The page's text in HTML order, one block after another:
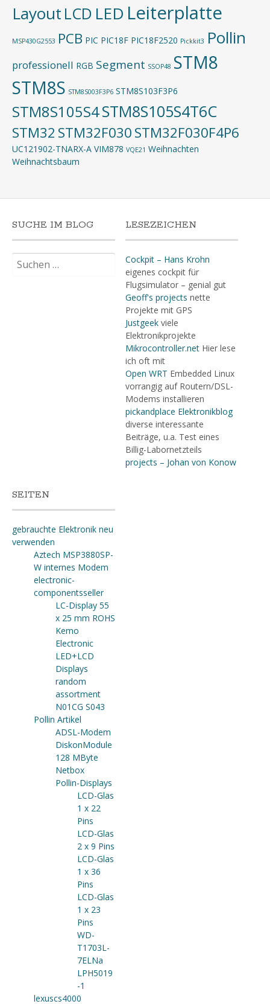
Layout LCD LED Leiterplatte
MSP430G2553 PCB PIC PIC18F PIC18F2520 Pickkit3 Pollin
professionell RGB Segment SSOP48 STM8
STM8S STM8S003F3P6 STM8S103F3P6
STM8S105S4STM8S105S4T6C
STM32 STM32F030STM32F030F4P6
UC121902-TNARX-A VIM878 VQE21 Weihnachten
Weihnachtsbaum
SUCHE IM BLOG
nach:
LESEZEICHEN
Cockpit – Hans Krohn
eigenes cockpit für
Flugsimulator – genial gut
Geoff's projects nette
Projekte mit GPS
Justgeekviele
Elektronikprojekte
Mikrocontroller.netHier lese
ich oft mit
Open WRT Embedded Linux
vorrangig auf Routern/DSL-
Modems installieren
pickandplace Elektronikblog
diverse interessante
Beiträge, u.a. Test eines
Billig-Labornetzteils
projects – Johan von Konow
SEITEN
gebrauchte Elektronik neu
verwenden
Aztech MSP3880SP-
W internes Modem
electronic-
componentsseller
LC-Display 55
x 25 mm ROHS
Kemo
Electronic
LED+LCD
Displays
random
assortment
N01CG S043
Pollin Artikel
ADSL-Modem
DiskonModule
128 MByte
Netbox
Pollin-Displays
LCD-Glas
1 x 22
Pins
LCD-Glas
2 x 9 Pins
LCD-Glas
1 x 36
Pins
LCD-Glas
1 x 23
Pins
WD-
T1703L-
7ELNa
LPH5019
-1
lexuscs4000